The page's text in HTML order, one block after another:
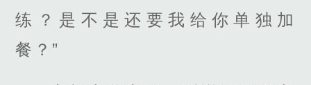
练？是不是还要我给你单独加
餐？”